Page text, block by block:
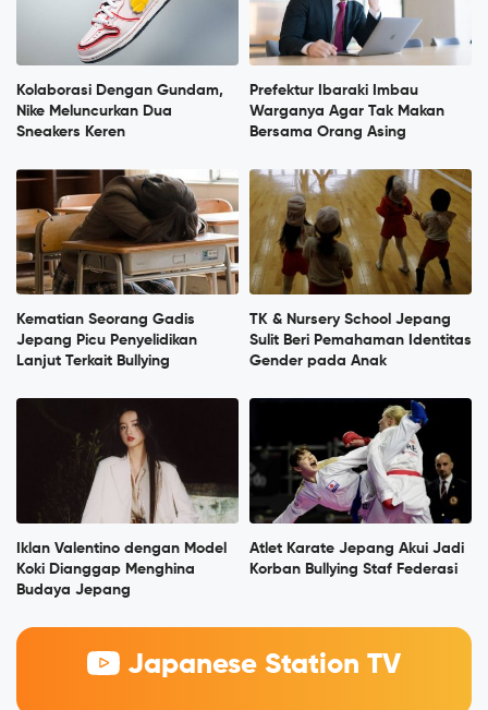
Kolaborasi Dengan Gundam,
Nike Meluncurkan Dua
Sneakers Keren
Prefektur Ibaraki Imbau
Warganya Agar Tak Makan
Bersama Orang Asing
Kematian Seorang Gadis
Jepang Picu Penyelidikan
Lanjut Terkait Bullying
TK & Nursery School Jepang
Sulit Beri Pemahaman Identitas
Gender pada Anak
Iklan Valentino dengan Model
Koki Dianggap Menghina
Budaya Jepang
Atlet Karate Jepang Akui Jadi
Korban Bullying Staf Federasi
Japanese Station TV